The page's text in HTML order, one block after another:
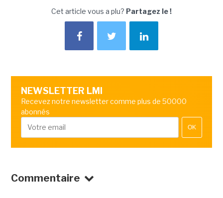
Cet article vous a plu? Partagez le !
NEWSLETTER LMI
Recevez notre newsletter comme plus de 50000
abonnés
OK
Commentaire